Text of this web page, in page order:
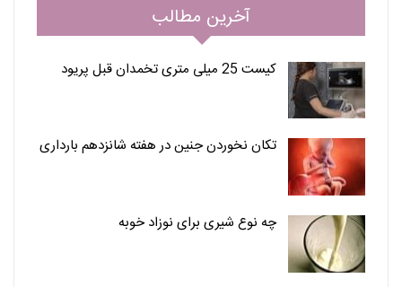
آخرین مطالب
کیست 25 میلی متری تخمدان قبل پریود
تکان نخوردن جنین در هفته شانزدهم بارداری
چه نوع شیری برای نوزاد خوبه